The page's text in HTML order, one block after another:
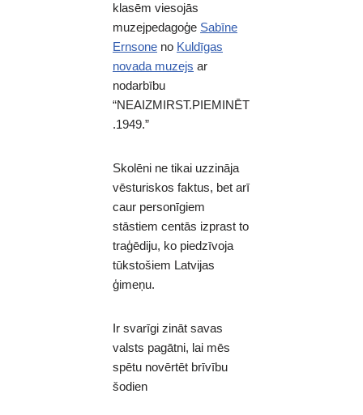
klasēm viesojās
muzejpedagoģe Sabīne
Ernsone no Kuldīgas
novada muzejs ar
nodarbību
“NEAIZMIRST.PIEMINĒT
.1949.”
Skolēni ne tikai uzzināja
vēsturiskos faktus, bet arī
caur personīgiem
stāstiem centās izprast to
traģēdiju, ko piedzīvoja
tūkstošiem Latvijas
ģimeņu.
Ir svarīgi zināt savas
valsts pagātni, lai mēs
spētu novērtēt brīvību
šodien